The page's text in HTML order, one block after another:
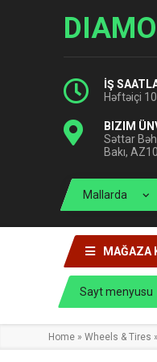
İŞ
Həftəiçi
BIZIM
Səttar
Bakı,
MAĞAZA
Sayt menyusu
Home » Wheels & Tires »